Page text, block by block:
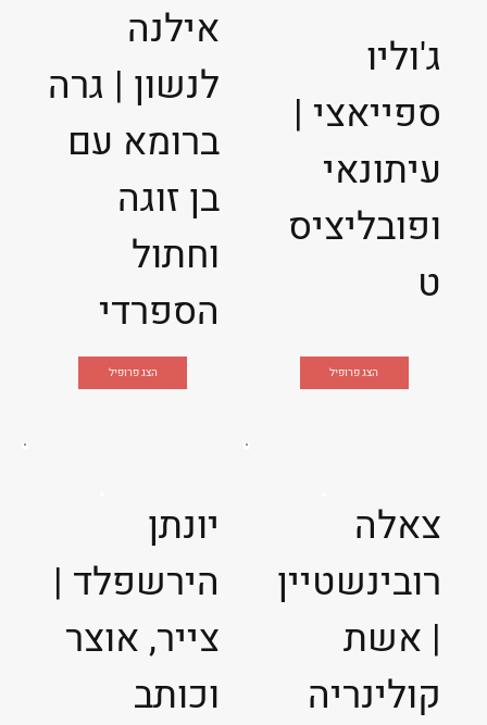
אילנה
לנשון | גרה
ברומא עם
בן זוגה
וחתול
הספרדי
הצג פרופיל
ג'וליו
ספייאצי |
עיתונאי
ופובליציס
ט
הצג פרופיל
יונתן
הירשפלד |
צייר, אוצר
וכותב
צאלה
רובינשטיין
| אשת
קולינריה